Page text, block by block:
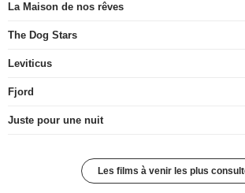
La Maison de nos rêves
The Dog Stars
Leviticus
Fjord
Juste pour une nuit
Les films à venir les plus